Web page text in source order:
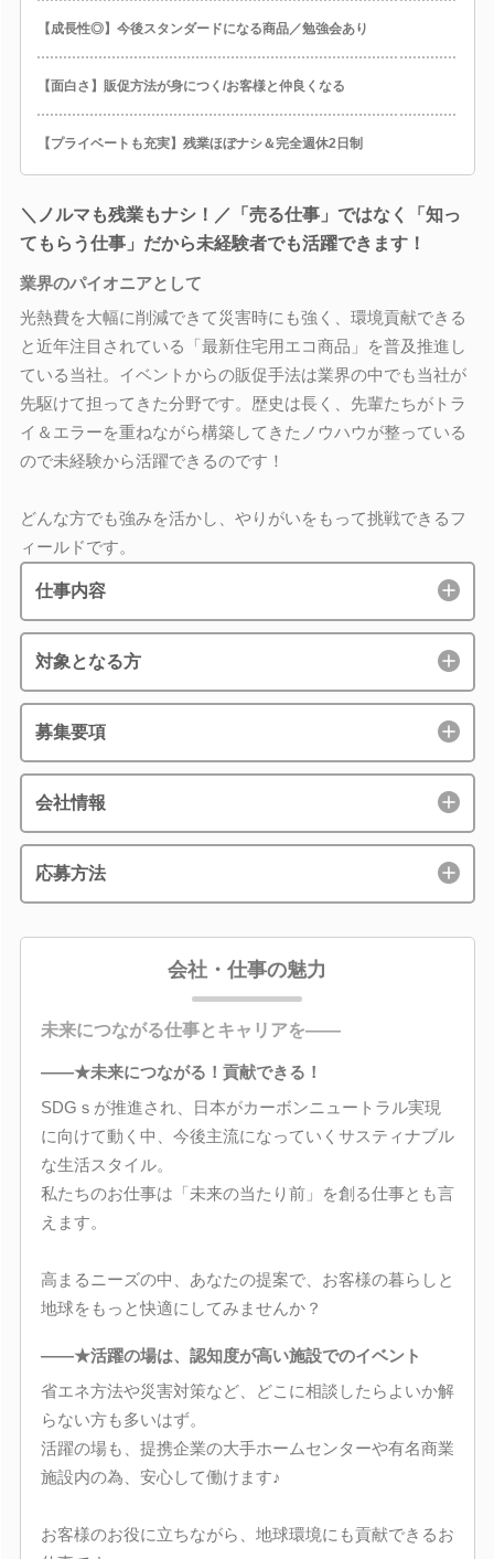
【成長性◎】今後スタンダードになる商品／勉強会あり
【面白さ】販促方法が身につく/お客様と仲良くなる
【プライベートも充実】残業ほぼナシ＆完全週休2日制
＼ノルマも残業もナシ！／「売る仕事」ではなく「知っ
てもらう仕事」だから未経験者でも活躍できます！
業界のパイオニアとして
光熱費を大幅に削減できて災害時にも強く、環境貢献できる
と近年注目されている「最新住宅用エコ商品」を普及推進し
ている当社。イベントからの販促手法は業界の中でも当社が
先駆けて担ってきた分野です。歴史は長く、先輩たちがトラ
イ＆エラーを重ねながら構築してきたノウハウが整っている
ので未経験から活躍できるのです！
どんな方でも強みを活かし、やりがいをもって挑戦できるフ
ィールドです。
仕事内容
対象となる方
募集要項
会社情報
応募方法
会社・仕事の魅力
未来につながる仕事とキャリアを――
――★未来につながる！貢献できる！
SDGｓが推進され、日本がカーボンニュートラル実現
に向けて動く中、今後主流になっていくサスティナブル
な生活スタイル。
私たちのお仕事は「未来の当たり前」を創る仕事とも言
えます。
高まるニーズの中、あなたの提案で、お客様の暮らしと
地球をもっと快適にしてみませんか？
――★活躍の場は、認知度が高い施設でのイベント
省エネ方法や災害対策など、どこに相談したらよいか解
らない方も多いはず。
活躍の場も、提携企業の大手ホームセンターや有名商業
施設内の為、安心して働けます♪
お客様のお役に立ちながら、地球環境にも貢献できるお